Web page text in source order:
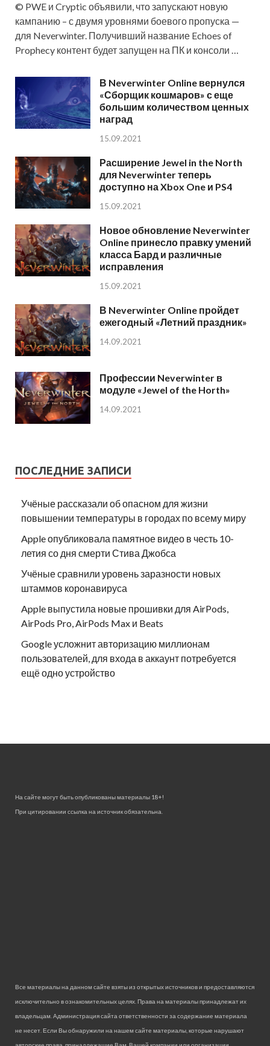
© PWE и Cryptic объявили, что запускают новую
кампанию – с двумя уровнями боевого пропуска —
для Neverwinter. Получивший название Echoes of
Prophecy контент будет запущен на ПК и консоли …
В Neverwinter Online вернулся
«Сборщик кошмаров» с еще
большим количеством ценных
наград
15.09.2021
Расширение Jewel in the North
для Neverwinter теперь
доступно на Xbox One и PS4
15.09.2021
Новое обновление Neverwinter
Online принесло правку умений
класса Бард и различные
исправления
15.09.2021
В Neverwinter Online пройдет
ежегодный «Летний праздник»
14.09.2021
Профессии Neverwinter в
модуле «Jewel of the Horth»
14.09.2021
ПОСЛЕДНИЕ ЗАПИСИ
Учёные рассказали об опасном для жизни
повышении температуры в городах по всему миру
Apple опубликовала памятное видео в честь 10-
летия со дня смерти Стива Джобса
Учёные сравнили уровень заразности новых
штаммов коронавируса
Apple выпустила новые прошивки для AirPods,
AirPods Pro, AirPods Max и Beats
Google усложнит авторизацию миллионам
пользователей, для входа в аккаунт потребуется
ещё одно устройство
На сайте могут быть опубликованы материалы 18+!
При цитировании ссылка на источник обязательна.
Все материалы на данном сайте взяты из открытых источников и предоставляются
исключительно в ознакомительных целях. Права на материалы принадлежат их
владельцам. Администрация сайта ответственности за содержание материала
не несет. Если Вы обнаружили на нашем сайте материалы, которые нарушают